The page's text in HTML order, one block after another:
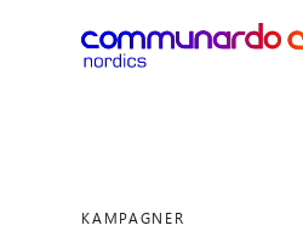
KAMPAGNER